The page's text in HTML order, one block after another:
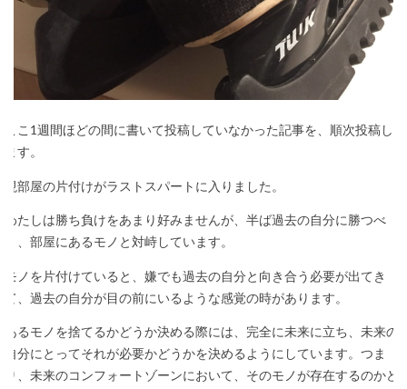
ここ1週間ほどの間に書いて投稿していなかった記事を、順次投稿し
ます。
現部屋の片付けがラストスパートに入りました。
わたしは勝ち負けをあまり好みませんが、半ば過去の自分に勝つべ
く、部屋にあるモノと対峙しています。
モノを片付けていると、嫌でも過去の自分と向き合う必要が出てき
て、過去の自分が目の前にいるような感覚の時があります。
あるモノを捨てるかどうか決める際には、完全に未来に立ち、未来の
自分にとってそれが必要かどうかを決めるようにしています。つま
り、未来のコンフォートゾーンにおいて、そのモノが存在するのかど